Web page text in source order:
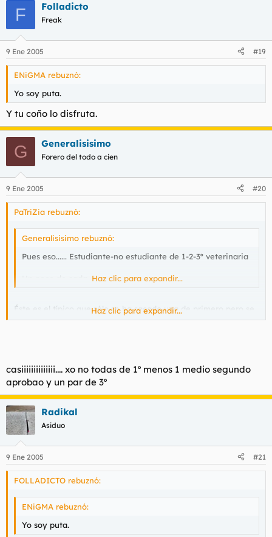
F Folladicto
Freak
9 Ene 2005 #19
ENiGMA rebuznó:
Yo soy puta.
Y tu coño lo disfruta.
G Generalisisimo
Forero del todo a cien
9 Ene 2005 #20
PaTriZia rebuznó:
Generalisisimo rebuznó:
Pues eso...... Estudiante-no estudiante de 1-2-3º veterinaria
Haz clic para expandir...
Éste es el típico que sólo se ha sacado una de primero pero se
coge un par de optativas de cursos más altos para disimular 8)
Haz clic para expandir...
casiiiiiiiiiiiiii.... xo no todas de 1º menos 1 medio segundo
aprobao y un par de 3º
Radikal
Asiduo
9 Ene 2005 #21
FOLLADICTO rebuznó:
ENiGMA rebuznó:
Yo soy puta.